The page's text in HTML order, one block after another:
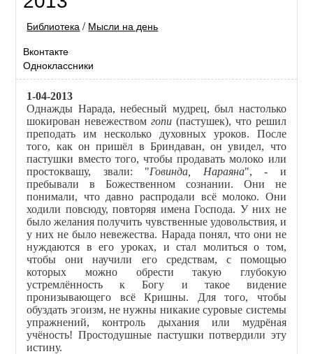
Библиотека / Мысли на день
Вконтакте
Одноклассники
1-04-2013
Однажды Нарада, небесный мудрец, был настолько
шокирован невежествомгопи (пастушек), что решил
преподать им несколько духовных уроков. После
того, как он пришёл в Бриндаван, он увидел, что
пастушки вместо того, чтобы продавать молоко или
простоквашу, звали: "Говинда, Нараяна", - и
пребывали в Божественном сознании. Они не
понимали, что давно распродали всё молоко. Они
ходили повсюду, повторяя имена Господа. У них не
было желания получить чувственные удовольствия, и
у них не было невежества. Нарада понял, что они не
нуждаются в его уроках, и стал молиться о том,
чтобы они научили его средствам, с помощью
которых можно обрести такую глубокую
устремлённость к Богу и такое видение
пронизывающего всё Кришны. Для того, чтобы
обуздать эгоизм, не нужны никакие суровые системы
упражнений, контроль дыхания или мудрёная
учёность! Простодушные пастушки потвердили эту
истину.